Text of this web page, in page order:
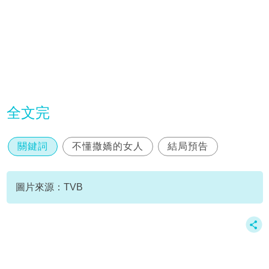
全文完
關鍵詞 不懂撒嬌的女人 結局預告
圖片來源：TVB